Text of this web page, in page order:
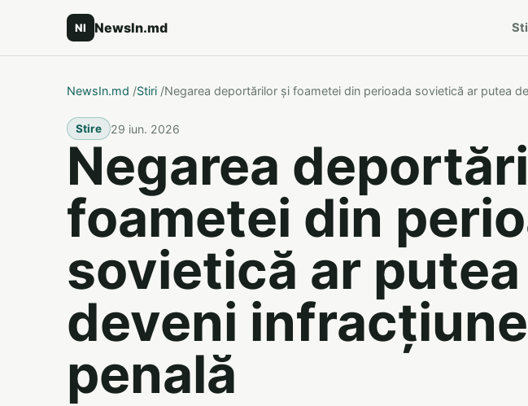
NI NewsIn.md
NewsIn.md /Stiri /Negarea deportărilor și foametei din perioada sovietică ar putea
Stire 29 iun. 2026
Negarea
foametei din
sovietică ar putea
deveni infracțiune
penală